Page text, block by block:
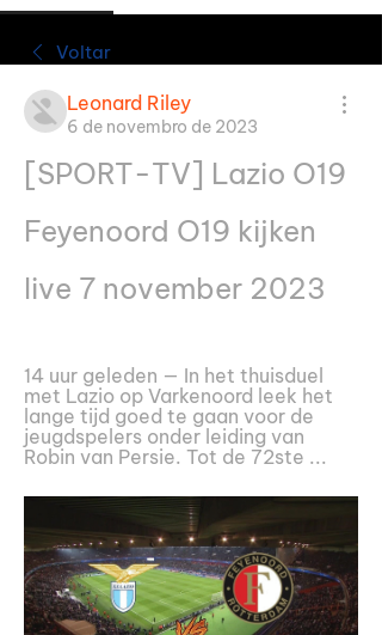
Voltar
Leonard Riley
6 de novembro de 2023
[SPORT-TV] Lazio O19
Feyenoord O19 kijken
live 7 november 2023
14 uur geleden — In het thuisduel
met Lazio op Varkenoord leek het
lange tijd goed te gaan voor de
jeugdspelers onder leiding van
Robin van Persie. Tot de 72ste ...